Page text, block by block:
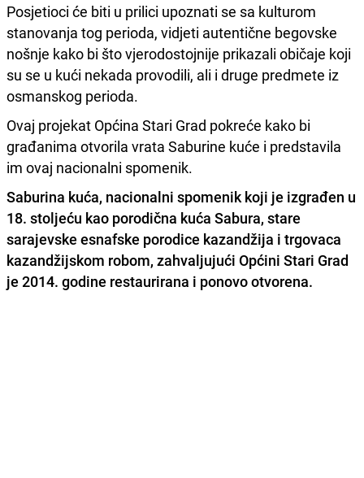
Posjetioci će biti u prilici upoznati se sa kulturom
stanovanja tog perioda, vidjeti autentične begovske
nošnje kako bi što vjerodostojnije prikazali običaje koji
su se u kući nekada provodili, ali i druge predmete iz
osmanskog perioda.
Ovaj projekat Općina Stari Grad pokreće kako bi
građanima otvorila vrata Saburine kuće i predstavila
im ovaj nacionalni spomenik.
Saburina kuća, nacionalni spomenik koji je izgrađen u
18. stoljeću kao porodična kuća Sabura, stare
sarajevske esnafske porodice kazandžija i trgovaca
kazandžijskom robom, zahvaljujući Općini Stari Grad
je 2014. godine restaurirana i ponovo otvorena.